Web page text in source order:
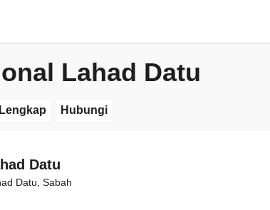
Lahad Datu
Hubungi
Datu
Datu, Sabah